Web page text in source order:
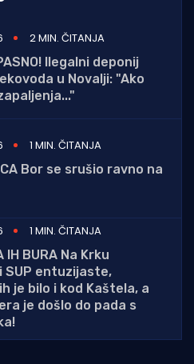
2 MIN. ČITANJA
Ilegalni deponij
u Novalji: "Ako
1 MIN. ČITANJA
Bor se srušio ravno na
1 MIN. ČITANJA
IH BURA Na Krku
SUP entuzijaste,
je bilo i kod Kaštela, a
je došlo do pada s